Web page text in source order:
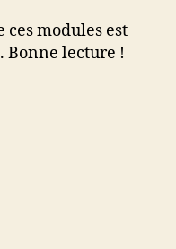
modules est
lecture !